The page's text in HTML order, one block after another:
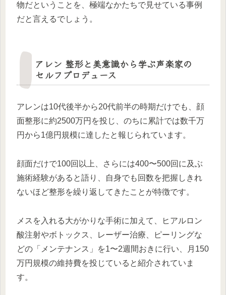
物だということを、極端なかたちで見せている事例
だと言えるでしょう。
アレン 整形と美意識から学ぶ声楽家の
セルフプロデュース
アレンは10代後半から20代前半の時期だけでも、顔
面整形に約2500万円を投じ、のちに累計では数千万
円から1億円規模に達したと報じられています。
顔面だけで100回以上、さらには400〜500回に及ぶ
施術経験があると語り、自身でも回数を把握しきれ
ないほど整形を繰り返してきたことが特徴です。
メスを入れる大がかりな手術に加えて、ヒアルロン
酸注射やボトックス、レーザー治療、ピーリングな
どの「メンテナンス」を1〜2週間おきに行い、月150
万円規模の維持費を投じていると紹介されていま
す。